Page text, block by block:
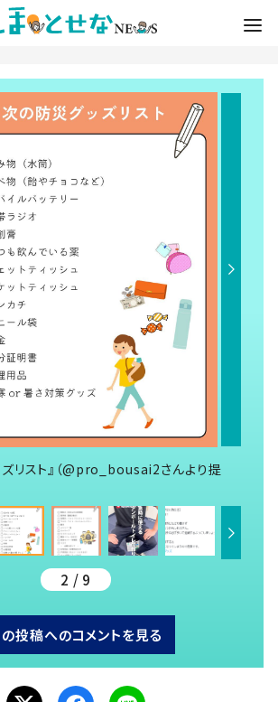
リスト』（@pro_bousai2さんより提
2 / 9
投稿へのコメントを見る